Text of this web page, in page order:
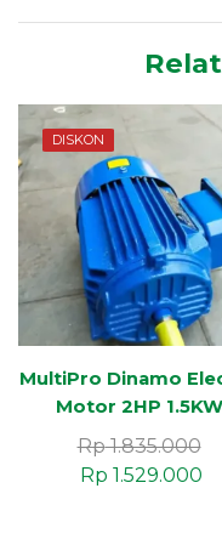
DISKON
MultiPro Dinamo
Motor 2HP 1.5KW
Rp1.835.000
Rp 1.529.000